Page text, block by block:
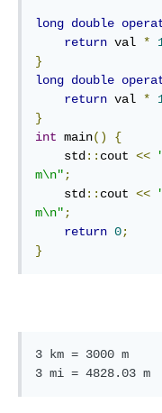
long double
return val *
}
long double
return val *
}
int main()
{
    std
:: cout <<
m\n";
    std
:: cout <<
m\n";
return 0;
}
3 km = 3000 m